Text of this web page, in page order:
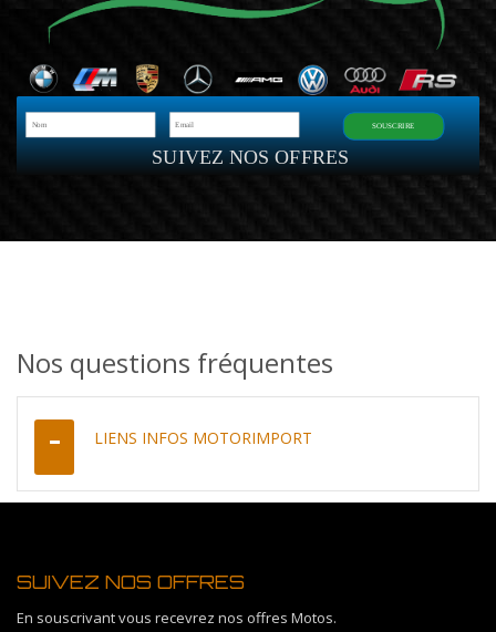
SUIVEZ NOS OFFRES
SOUSCRIRE
Nos questions fréquentes
LIENS INFOS MOTORIMPORT
SUIVEZ NOS OFFRES
En souscrivant vous recevrez nos offres Motos.